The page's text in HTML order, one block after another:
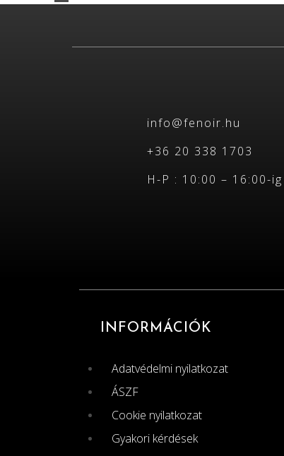
info@fenoir.hu
+36 20 338 1703
H-P : 10:00 – 16:00-ig
INFORMÁCIÓK
Adatvédelmi nyilatkozat
ÁSZF
Cookie nyilatkozat
Gyakori kérdések